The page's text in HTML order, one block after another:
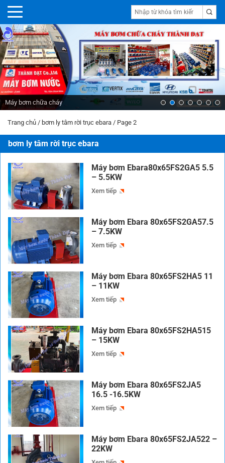
Máy bơm chữa cháy
Trang chủ / bơm ly tâm rời trục ebara / Page 2
bơm ly tâm rời trục ebara
Máy bơm Ebara80x65FS2GA5 5.5
– 5.5KW
Xem tiếp
Máy bơm Ebara 80x65FS2GA57.5
– 7.5KW
Xem tiếp
Máy bơm Ebara 80x65FS2HA5 11
– 11KW
Xem tiếp
Máy bơm Ebara 80x65FS2HA515
– 15KW
Xem tiếp
Máy bơm Ebara 80x65FS2JA5
16.5 -16.5KW
Xem tiếp
Máy bơm Ebara 80x65FS2JA522 –
22KW